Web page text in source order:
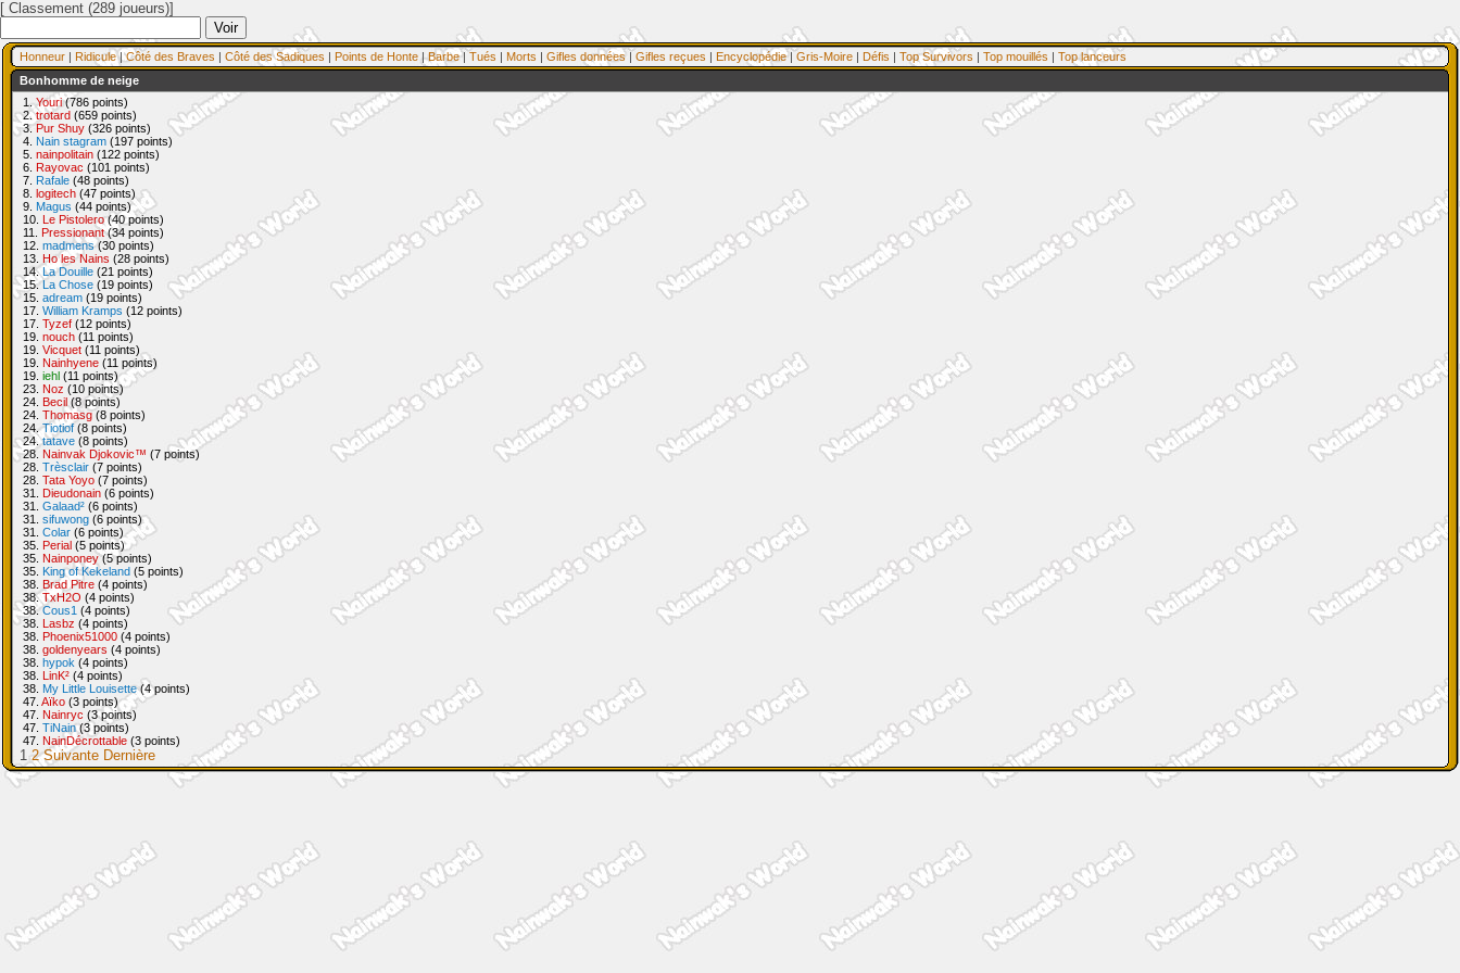
[ Classement (289 joueurs)]
Honneur | Ridicule|Côté des Braves | Côté des Sadiques | Points de Honte |Barbe| Tués | Morts | Gifles données | Gifles reçues | Encyclopédie| Gris-Moire | Défis | Top Survivors | Top mouillés | Top lanceurs
Bonhomme de neige
1. Youri(786 points)
2.trotard (659 points)
3. Pur Shuy (326 points)
4. Nain stagram (197 points)
5. nainpolitain (122 points)
6. Rayovac (101 points)
7. Rafale (48 points)
8. logitech (47 points)
9. Magus (44 points)
10. Le Pistolero(40 points)
11. Pressionant(34 points)
12. madmens(30 points)
13. Ho les Nains (28 points)
14.La Douille (21 points)
15.La Chose (19 points)
15. adream (19 points)
17. William Kramps (12 points)
17. Tyzef (12 points)
19. nouch (11 points)
19. Vicquet (11 points)
19. Nainhyene (11 points)
19. iehl (11 points)
23. Noz (10 points)
24. Becil (8 points)
24. Thomasg(8 points)
24.Tiotiof(8 points)
24.tatave (8 points)
28. Nainvak Djokovic™ (7 points)
28. Trèsclair (7 points)
28. Tata Yoyo (7 points)
31. Dieudonain (6 points)
31. Galaad² (6 points)
31. sifuwong (6 points)
31. Colar (6 points)
35. Perial (5 points)
35. Nainponey(5 points)
35. King of Kekeland (5 points)
38. Brad Pitre (4 points)
38.TxH2O (4 points)
38.Cous1 (4 points)
38. Lasbz (4 points)
38. Phoenix51000 (4 points)
38. goldenyears (4 points)
38. hypok (4 points)
38. LinK² (4 points)
38. My Little Louisette(4 points)
47. Aïko (3 points)
47. Nainryc (3 points)
47. TiNain(3 points)
47. NainDécrottable (3 points)
1 2 Suivante Dernière